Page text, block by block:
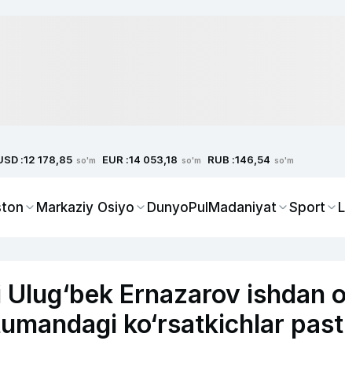
:12 178,85 so'm EUR :14 053,18 so'm RUB :146,54 so'm
Markaziy Osiyo DunyoPulMadaniyat Sport
Ernazarov ishdan
ko‘rsatkichlar